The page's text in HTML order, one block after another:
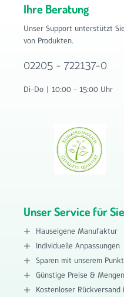
Ihre Beratung
Unser Support unterstützt
von Produkten.
02205 - 722137-0
Di-Do | 10:00 - 15:00 Uhr
Unser Service für Sie
Hauseigene Manufaktur
Individuelle Anpassungen
Sparen mit unserem
Günstige Preise &
Kostenloser Rückversand